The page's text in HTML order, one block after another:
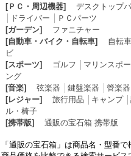
[ＰＣ・周辺機器]
デスクトップ
ドライバー
ＰＣパーツ
[ガーデン]
ファニチャー
[自動車・バイク・自転車]
自転車
ビ
[スポーツ]
ゴルフ マリンスポ
ング
[音楽]
弦楽器 鍵盤楽器
管楽器
[レジャー]
旅行用品 キャンプ│
ル・椅子
[携帯版]
通販の宝石箱 携帯版
「通販の宝石箱」は商品名・型番